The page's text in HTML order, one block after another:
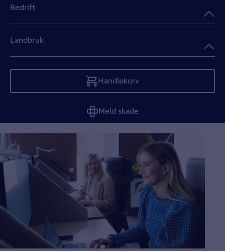
Bedrift
Landbruk
Handlekurv
Tom
Meld skade